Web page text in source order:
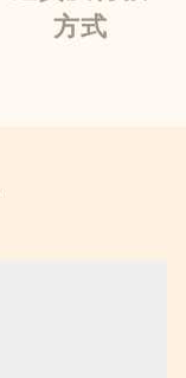
方式